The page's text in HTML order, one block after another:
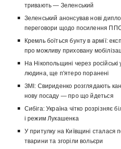
тривають — Зеленський
Зеленський анонсував нові
переговори щодо посилення
Кремль боїться бунту в армії:
про можливу приховану
На Нікопольщині через
людина, ще п'ятеро поранені
ЗМІ: Свириденко розглядають
нову посаду — про що йдеться
Сибіга: Україна чітко розрізняє
і режим Лукашенка
У притулку на Київщині сталася
тварини та згоріли вольєри